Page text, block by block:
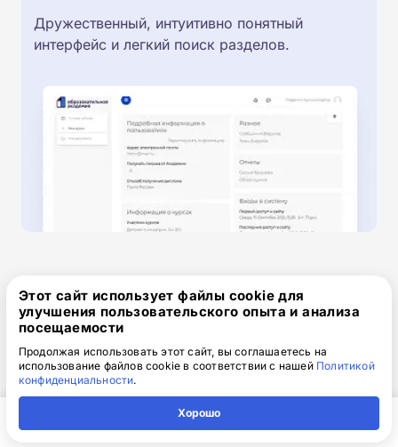
Дружественный, интуитивно понятный
интерфейс и легкий поиск разделов.
Получите скидку 2 000 ₽
при оплате сегодня!
Этот сайт использует файлы cookie для
улучшения пользовательского опыта и анализа
посещаемости
Продолжая использовать этот сайт, вы соглашаетесь на
использование файлов cookie в соответствии с нашей Политикой
конфиденциальности.
Хорошо